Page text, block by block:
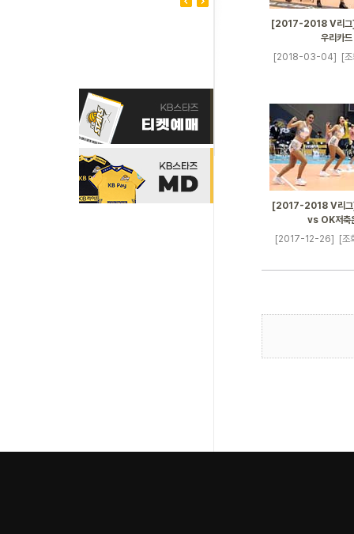
[2017-2018 V리그
우리카드
[2018-03-04]
[
[2017-2018 V리
vs OK저축
[2017-12-26]
[조